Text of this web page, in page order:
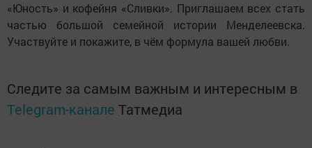
«Юность» и кофейня «Сливки». Приглашаем всех стать
частью большой семейной истории Менделеевска.
Участвуйте и покажите, в чём формула вашей любви.
Следите за самым важным и интересным в
Telegram-канале Татмедиа